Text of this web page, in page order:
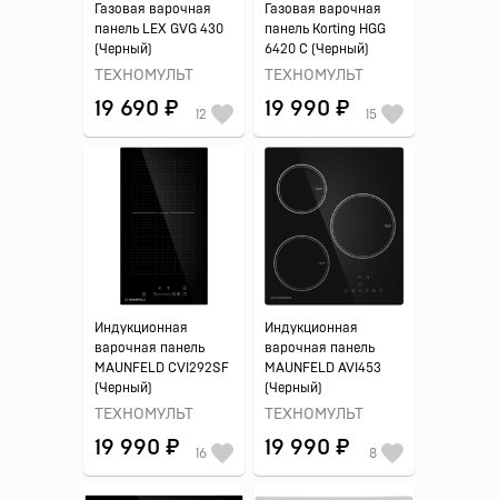
Газовая варочная
панель LEX GVG 430
(Черный)
ТЕХНОМУЛЬТ
19 690 ₽ 12
Газовая варочная
панель Korting HGG
6420 C (Черный)
ТЕХНОМУЛЬТ
19 990 ₽ 15
Индукционная
варочная панель
MAUNFELD CVI292SF
(Черный)
ТЕХНОМУЛЬТ
19 990 ₽ 16
Индукционная
варочная панель
MAUNFELD AVI453
(Черный)
ТЕХНОМУЛЬТ
19 990 ₽ 8